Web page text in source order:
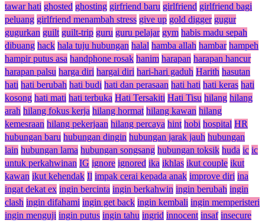
tawar hati ghosted ghosting girfriend baru girlfriend girlfriend bagi
peluang girlfriend menambah stress give up gold digger gugur
gugurkan guilt guilt-trip guru guru pelajar gym habis madu sepah
dibuang hack hala tuju hubungan halal hamba allah hambar hampeh
hampir putus asa handphone rosak hanim harapan harapan hancur
harapan palsu harga diri hargai diri hari-hari gaduh Harith hasutan
hati hati berubah hati budi hati dan perasaan hati hati hati keras hati
kosong hati mati hati terbuka Hati Tersakiti Hati Tisu hilang hilang
arah hilang fokus kerja hilang hormat hilang kawan hilang
kemesraan hilang pekerjaan hilang percaya hint hobi hospital HR
hubungan baru hubungan dingin hubungan jarak jauh hubungan
lain hubungan lama hubungan songsang hubungan toksik huda ic ic
untuk perkahwinan IG ignore ignored ika ikhlas ikut couple ikut
kawan ikut kehendak Il impak cerai kepada anak improve diri ina
ingat dekat ex ingin bercinta ingin berkahwin ingin berubah ingin
clash ingin difahami ingin get back ingin kembali ingin memperisteri
ingin menguji ingin putus ingin tahu ingrid innocent insaf insecure